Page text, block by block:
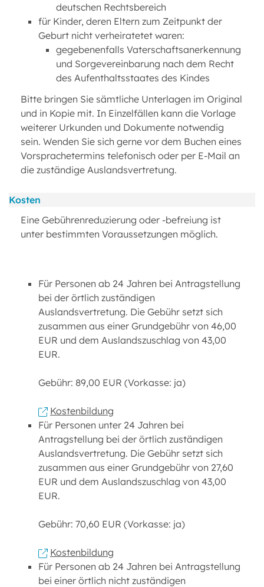
deutschen Rechtsbereich
für Kinder, deren Eltern zum Zeitpunkt der
Geburt nicht verheiratetet waren:
gegebenenfalls Vaterschaftsanerkennung
und Sorgevereinbarung nach dem Recht
des Aufenthaltsstaates des Kindes
Bitte bringen Sie sämtliche Unterlagen im Original
und in Kopie mit. In Einzelfällen kann die Vorlage
weiterer Urkunden und Dokumente notwendig
sein. Wenden Sie sich gerne vor dem Buchen eines
Vorsprachetermins telefonisch oder per E-Mail an
die zuständige Auslandsvertretung.
Kosten
Eine Gebührenreduzierung oder -befreiung ist
unter bestimmten Voraussetzungen möglich.
Für Personen ab 24 Jahren bei Antragstellung
bei der örtlich zuständigen
Auslandsvertretung. Die Gebühr setzt sich
zusammen aus einer Grundgebühr von 46,00
EUR und dem Auslandszuschlag von 43,00
EUR.
Gebühr: 89,00 EUR (Vorkasse: ja)
Kostenbildung
Für Personen unter 24 Jahren bei
Antragstellung bei der örtlich zuständigen
Auslandsvertretung. Die Gebühr setzt sich
zusammen aus einer Grundgebühr von 27,60
EUR und dem Auslandszuschlag von 43,00
EUR.
Gebühr: 70,60 EUR (Vorkasse: ja)
Kostenbildung
Für Personen ab 24 Jahren bei Antragstellung
bei einer örtlich nicht zuständigen